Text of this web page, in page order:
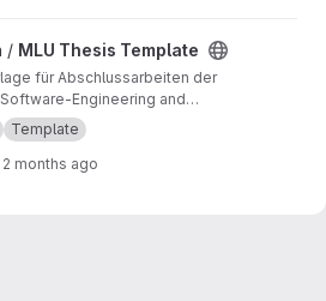
project
/ MLU Thesis Template
für Abschlussarbeiten der
Engineering and
des Institutes für
Martin-Luther-Universität
Template
2 months ago